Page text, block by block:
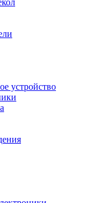
устройство